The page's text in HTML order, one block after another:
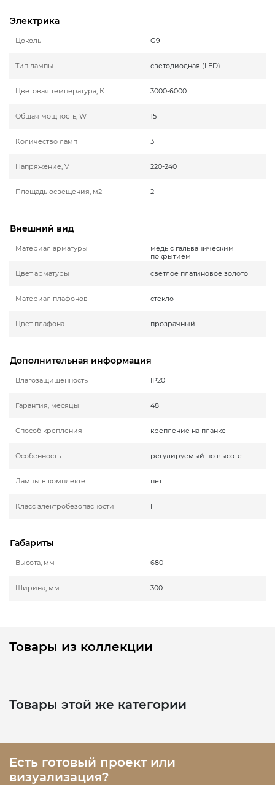
Электрика
Цоколь G9
Тип лампы светодиодная (LED)
Цветовая температура, К 3000-6000
Общая мощность, W 15
Количество ламп 3
Напряжение, V 220-240
Площадь освещения, м2 2
Внешний вид
Материал арматуры
медь с гальваническим
покрытием
Цвет арматуры
светлое платиновое золото
Материал плафонов стекло
Цвет плафона прозрачный
Дополнительная информация
Влагозащищенность IP20
Гарантия, месяцы 48
Способ крепления крепление на планке
Особенность регулируемый по высоте
Лампы в комплекте нет
Класс электробезопасности I
Габариты
Высота, мм 680
Ширина, мм 300
Товары из коллекции
Товары этой же категории
Есть готовый проект или
визуализация?